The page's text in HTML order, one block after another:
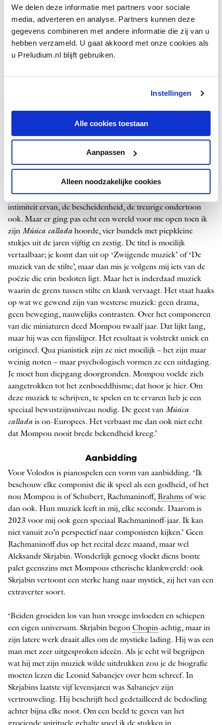
We delen deze informatie met partners voor sociale
media, adverteren en analyse. Partners kunnen deze
gegevens combineren met andere informatie die zij van u
hebben verzameld. U gaat akkoord met onze cookies als
u Preludium.nl blijft gebruiken.
Instellingen
Alle cookies toestaan
Aanpassen
Alleen noodzakelijke cookies
kanten uit. Albéniz, Falla en Mompou werden sterk beïnvloed
door Franse muziek. Mompou is in dat opzicht extra
interessant. In zijn vroege werken klinken Catalaanse
volksdansjes, Fauré en Ravel door. Decennia later, inMúsica
callada, hoor je daar bijna niets meer van terug en heeft hij
zonder enige verwijzing naar bestaande stijlen.’
‘Marco Riaskoff nam een groot risico door mij als ­
Federico Mompou was nooit eenin your face-componist. Hij
ging ­publiek uit de weg en promootte zijn composities niet.
leerde zijn muziek kennen via een Catalaanse vriend. Die liet
me een paar vroege werken horen, zoals deScènes d’enfants
deCanciones y danzas. Wat me meteen aansprak was de
intimiteit ervan, de bescheidenheid, de treurige ondertoon
ook. Maar er ging pas echt een wereld voor me open toen ik
zijn Música callada hoorde, vier bundels met piepkleine
stukjes uit de jaren vijftig en zestig. De titel is moeilijk
vertaalbaar; je komt dan uit op ‘Zwijgende muziek’ of ‘De
muziek van de stilte’, maar dan mis je volgens mij iets van de
poëzie die erin besloten ligt. Maar het is inderdaad muziek
waarin de grens tussen stilte en klank vervaagt. Het staat haaks
op wat we gewend zijn van westerse muziek: geen drama,
geen beweging, nauwelijks contrasten. Over het componeren
van die miniaturen deed Mompou twaalf jaar. Dat lijkt lang,
maar hij was een fijn­slijper. Het resultaat is volstrekt uniek en
origineel. Qua pianistiek zijn ze niet moeilijk – het zijn maar
weinig noten – maar psychologisch vormen ze een uitdaging.
Je moet hun diepgang doorgronden. Mompou voelde zich
aangetrokken tot het zenboeddhisme; dat hoor je hier. Om
deze muziek te schrijven, te spelen en te ervaren heb je een
speciaal bewustzijnsniveau nodig. De geest van Música
callada is on-­Europees. Het verbaast me dan ook niet echt
dat Mompou nooit brede bekendheid kreeg.’
Aanbidding
Voor Volodos is pianospelen een vorm van aanbidding. ‘Ik
beschouw elke componist die ik speel als een godheid, of het
nou Mompou is of Schubert, Rachmaninoff, Brahms of wie
dan ook. Hun muziek leeft in mij, elke seconde. Daarom is
2023 voor mij ook geen speciaal Rachmaninoff-jaar. Ik kan
niet vanuit zo’n perspectief naar componisten kijken.’ Geen
Rachmaninoff dus op het recital deze maand, maar wel
Aleksandr Skrjabin. Wonderlijk genoeg vloekt diens bonte
palet geenszins met Mompous etherische ­klankwereld: ook
Skrjabin vertoont een sterke hang naar mystiek, zij het van een
extraverter soort.
‘Beiden groeiden los van hun vroege invloeden en schiepen
een eigen universum. Skrjabin begon Chopin-achtig, maar in
zijn latere werk draait alles om de mystieke lading. Hij was een
man met zeer uitgesproken ideeën. Als je echt wil begrijpen
wat hij met zijn muziek wilde uitdrukken zou je de biografie
moeten lezen die Leonid Sabanejev over hem schreef. In
Skrjabins laatste vijf levensjaren was Sabanejev zijn
vertrouweling. Hij beschrijft heel gedetailleerd de bedoeling
achter bijna elke noot. Om een beeld te geven van het
groeiende spirituele gehalte speel ik de stukken in